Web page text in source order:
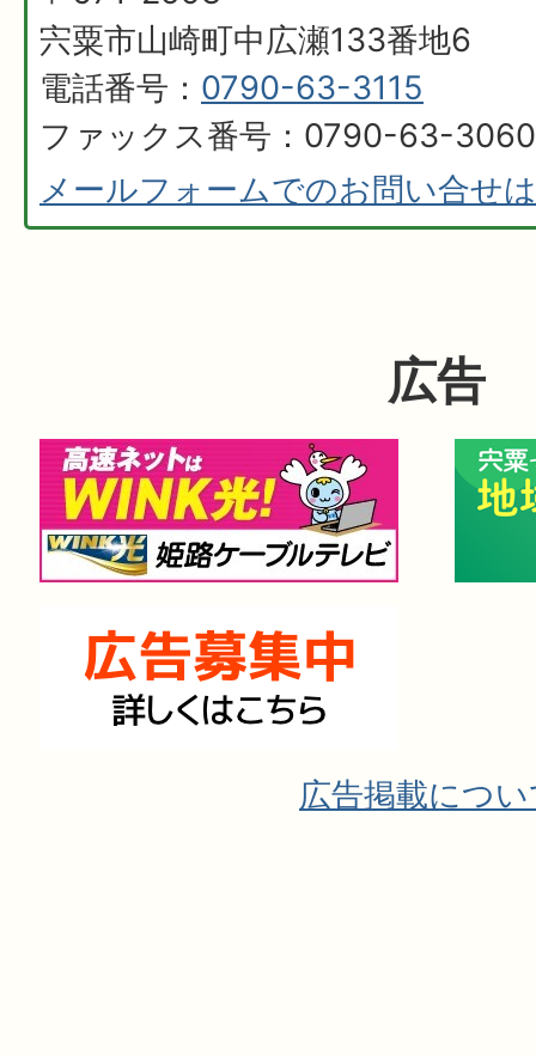
宍粟市山崎町中広瀬133番地6
電話番号： 0790-63-3115
ファックス番号：0790-63-3060
メールフォームでのお問い合せ
広告
広告掲載につ